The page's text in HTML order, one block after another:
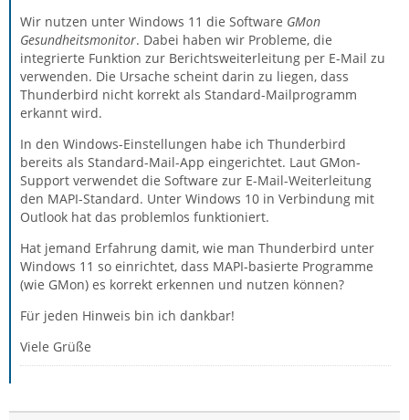
Wir nutzen unter Windows 11 die Software GMon
Gesundheitsmonitor. Dabei haben wir Probleme, die
integrierte Funktion zur Berichtsweiterleitung per E-Mail zu
verwenden. Die Ursache scheint darin zu liegen, dass
Thunderbird nicht korrekt als Standard-Mailprogramm
erkannt wird.
In den Windows-Einstellungen habe ich Thunderbird
bereits als Standard-Mail-App eingerichtet. Laut GMon-
Support verwendet die Software zur E-Mail-Weiterleitung
den MAPI-Standard. Unter Windows 10 in Verbindung mit
Outlook hat das problemlos funktioniert.
Hat jemand Erfahrung damit, wie man Thunderbird unter
Windows 11 so einrichtet, dass MAPI-basierte Programme
(wie GMon) es korrekt erkennen und nutzen können?
Für jeden Hinweis bin ich dankbar!
Viele Grüße